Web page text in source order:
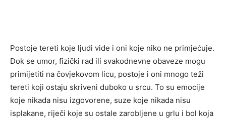
Postoje tereti koje ljudi vide i oni koje niko ne primjećuje.
Dok se umor, fizički rad ili svakodnevne obaveze mogu
primijetiti na čovjekovom licu, postoje i oni mnogo teži
tereti koji ostaju skriveni duboko u srcu. To su emocije
koje nikada nisu izgovorene, suze koje nikada nisu
isplakane, riječi koje su ostale zarobljene u grlu i bol koja